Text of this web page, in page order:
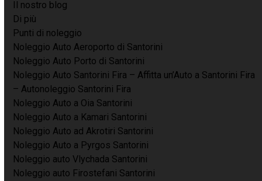
Il nostro blog
Di più
Punti di noleggio
Noleggio Auto Aeroporto di Santorini
Noleggio Auto Porto di Santorini
Noleggio Auto Santorini Fira – Affitta un’Auto a Santorini Fira
– Autonoleggio Santorini Fira
Noleggio Auto a Oia Santorini
Noleggio Auto a Kamari Santorini
Noleggio Auto ad Akrotiri Santorini
Noleggio Auto a Pyrgos Santorini
Noleggio auto Vlychada Santorini
Noleggio auto Firostefani Santorini